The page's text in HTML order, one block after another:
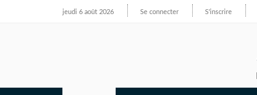
jeudi 6 août 2026 Se connecter S'inscrire